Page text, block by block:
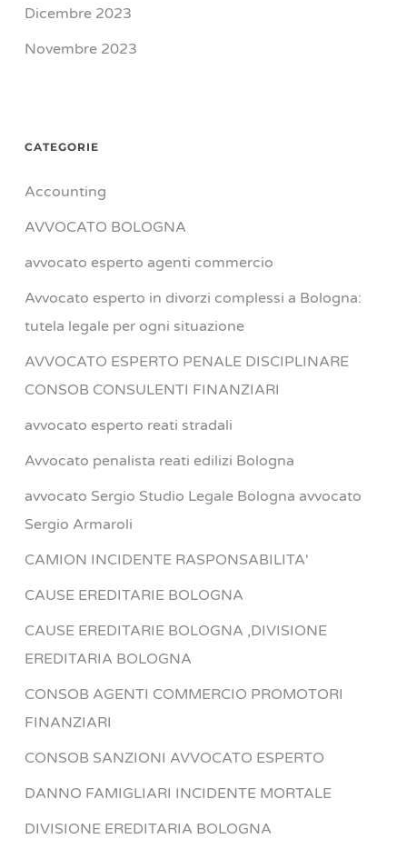
Dicembre 2023
Novembre 2023
CATEGORIE
Accounting
AVVOCATO BOLOGNA
avvocato esperto agenti commercio
Avvocato esperto in divorzi complessi a Bologna:
tutela legale per ogni situazione
AVVOCATO ESPERTO PENALE DISCIPLINARE
CONSOB CONSULENTI FINANZIARI
avvocato esperto reati stradali
Avvocato penalista reati edilizi Bologna
avvocato Sergio Studio Legale Bologna avvocato
Sergio Armaroli
CAMION INCIDENTE RASPONSABILITA'
CAUSE EREDITARIE BOLOGNA
CAUSE EREDITARIE BOLOGNA ,DIVISIONE
EREDITARIA BOLOGNA
CONSOB AGENTI COMMERCIO PROMOTORI
FINANZIARI
CONSOB SANZIONI AVVOCATO ESPERTO
DANNO FAMIGLIARI INCIDENTE MORTALE
DIVISIONE EREDITARIA BOLOGNA